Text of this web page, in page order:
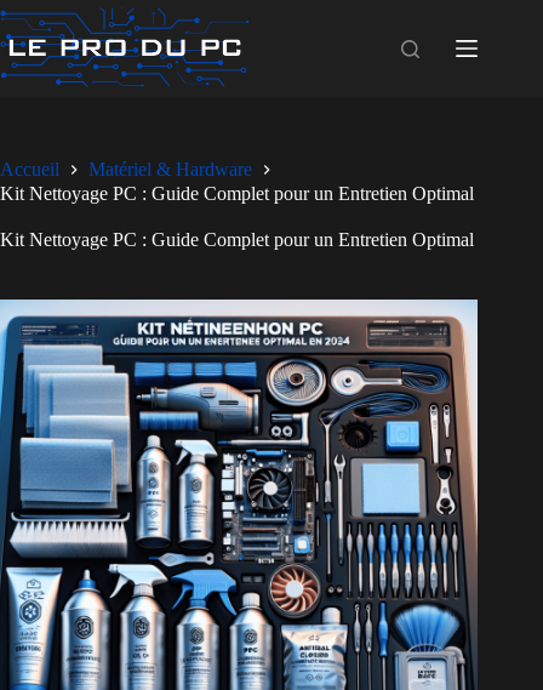
Passer
au
contenu
Accueil
Matériel & Hardware
Kit Nettoyage PC : Guide Complet pour un Entretien Optimal
Kit Nettoyage PC : Guide Complet pour un Entretien Optimal